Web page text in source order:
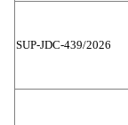
SUP-JDC-439/2026